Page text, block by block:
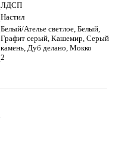
ЛДСП
Настил
Белый/Ателье светлое, Белый,
Графит серый, Кашемир, Серый
камень, Дуб делано, Мокко
2